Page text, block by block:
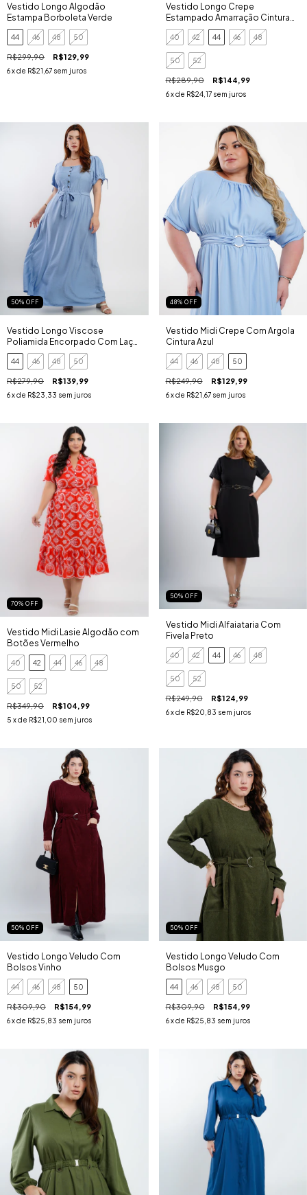
Vestido Longo Algodão
Estampa Borboleta Verde
44 46 48 50
R$299,90 R$129,99
6x de R$21,67 sem juros
Vestido Longo Crepe
Estampado Amarração Cintura
Verde
40 42 44 46 48
50 52
R$289,90 R$144,99
6 x de R$24,17 sem juros
50% OFF
Vestido Longo Viscose
Poliamida Encorpado Com Laço
Azul
44 46 48 50
R$279,90 R$139,99
6x de R$23,33 sem juros
48% OFF
Vestido Midi Crepe Com Argola
Cintura Azul
44 46 48 50
R$249,90 R$129,99
6 x de R$21,67 sem juros
70% OFF
Vestido Midi Lasie Algodão com
Botões Vermelho
40 42 44 46 48
50 52
R$349,90 R$104,99
5 x de R$21,00 sem juros
50% OFF
Vestido Midi Alfaiataria Com
Fivela Preto
40 42 44 46 48
50 52
R$249,90 R$124,99
6 x de R$20,83 sem juros
50% OFF
Vestido Longo Veludo Com
Bolsos Vinho
44 46 48 50
R$309,90 R$154,99
6x de R$25,83 sem juros
50% OFF
Vestido Longo Veludo Com
Bolsos Musgo
44 46 48 50
R$309,90 R$154,99
6 x de R$25,83 sem juros